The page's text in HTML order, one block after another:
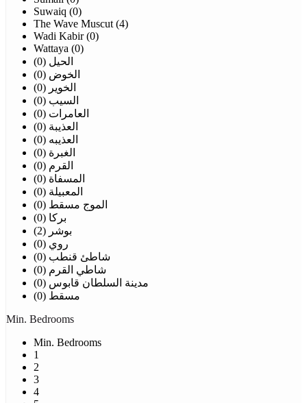
Suwaiq (0)
The Wave Muscut (4)
Wadi Kabir (0)
Wattaya (0)
الحيل (0)
الخوض (0)
الخوير (0)
السيب (0)
العامرات (0)
العذيبة (0)
العذيبه (0)
الغبرة (0)
القرم (0)
المسفاة (0)
المعبيلة (0)
الموج مسقط (0)
بركا (0)
بوشر (2)
روي (0)
شاطئ قنطب (0)
شاطي القرم (0)
مدينة السلطان قابوس (0)
مسقط (0)
Min. Bedrooms
Min. Bedrooms
1
2
3
4